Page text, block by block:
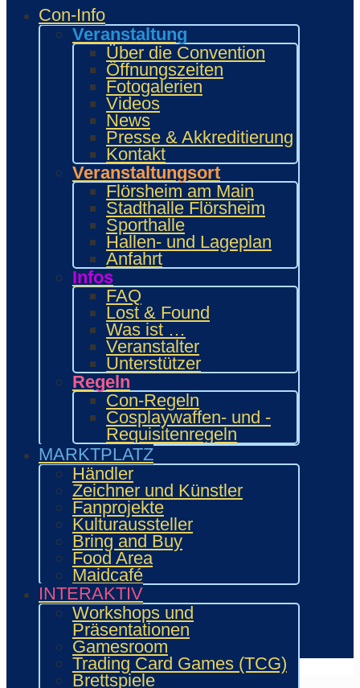
Con-Info
Veranstaltung
Über die Convention
Öffnungszeiten
Fotogalerien
Videos
News
Presse & Akkreditierung
Kontakt
Veranstaltungsort
Flörsheim am Main
Stadthalle Flörsheim
Sporthalle
Hallen- und Lageplan
Anfahrt
Infos
FAQ
Lost & Found
Was ist …
Veranstalter
Unterstützer
Regeln
Con-Regeln
Cosplaywaffen- und -
Requisitenregeln
MARKTPLATZ
Händler
Zeichner und Künstler
Fanprojekte
Kulturaussteller
Bring and Buy
Food Area
Maidcafé
INTERAKTIV
Workshops und
Präsentationen
Gamesroom
Trading Card Games (TCG)
Brettspiele
Cosplaywaffen- und -
Requisitenregeln
MARKTPLATZ
Händler
Zeichner und Künstler
Fanprojekte
Kulturaussteller
Bring and Buy
Food Area
Maidcafé
INTERAKTIV
Workshops und Präsentationen
Gamesroom
Trading Card Games (TCG)
Brettspiele
Karaoke
Wettbewerbe
ENTERTAINMENT
Ehrengäste
Showacts
Anime-Kino
Kulturprogramm
Cosplayball
Programm
Programm 2026
Wie.MAI.KAI App
Vergangenes Con-Programm
Bewerbung
Händler
Zeichner & Künstler
Aussteller & Fanprojekte
Showacts
Workshops & Präsentationen
Helfende
Marketing & Sponsoring
Presse & Content Creator
Verein wie.mai.kai e. V
Kontakt